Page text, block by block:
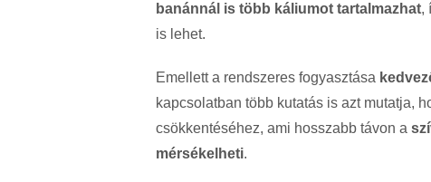
banánnál is több káliumot tartalmazhat,
is lehet.
Emellett a rendszeres fogyasztása
kapcsolatban több kutatás is azt mutatja,
csökkentéséhez, ami hosszabb távon a
mérsékelheti.